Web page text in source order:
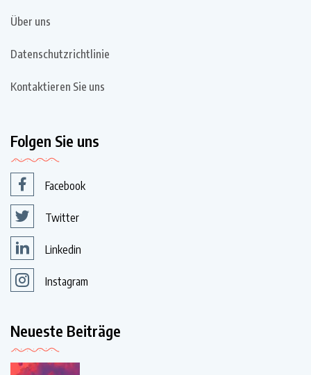
Über uns
Datenschutzrichtlinie
Kontaktieren Sie uns
Folgen Sie uns
Facebook
Twitter
Linkedin
Instagram
Neueste Beiträge